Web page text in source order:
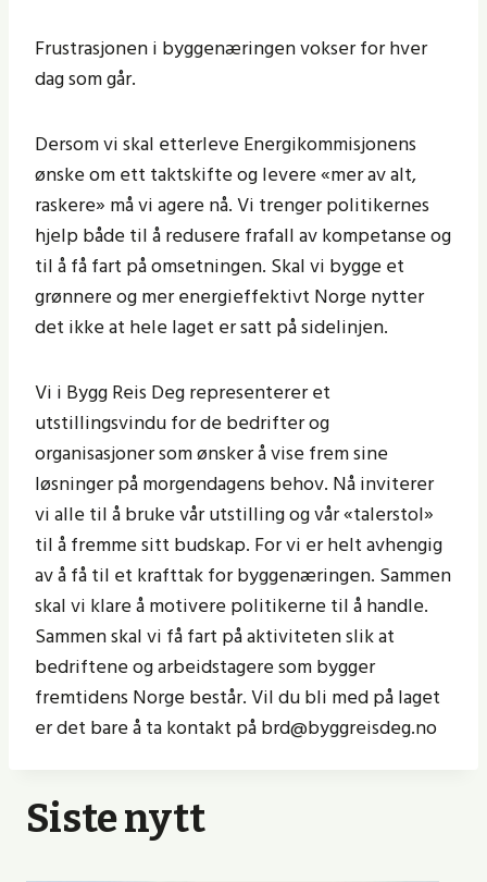
Frustrasjonen i byggenæringen vokser for hver
dag som går.
Dersom vi skal etterleve Energikommisjonens
ønske om ett taktskifte og levere «mer av alt,
raskere» må vi agere nå. Vi trenger politikernes
hjelp både til å redusere frafall av kompetanse og
til å få fart på omsetningen. Skal vi bygge et
grønnere og mer energieffektivt Norge nytter
det ikke at hele laget er satt på sidelinjen.
Vi i Bygg Reis Deg representerer et
utstillingsvindu for de bedrifter og
organisasjoner som ønsker å vise frem sine
løsninger på morgendagens behov. Nå inviterer
vi alle til å bruke vår utstilling og vår «talerstol»
til å fremme sitt budskap. For vi er helt avhengig
av å få til et krafttak for byggenæringen. Sammen
skal vi klare å motivere politikerne til å handle.
Sammen skal vi få fart på aktiviteten slik at
bedriftene og arbeidstagere som bygger
fremtidens Norge består. Vil du bli med på laget
er det bare å ta kontakt på brd@byggreisdeg.no
Siste nytt